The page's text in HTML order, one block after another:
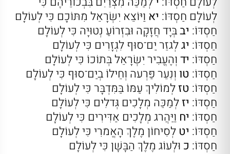
לְעוֹלָם חַסְדּוֹ: יא וַיּוֹצֵא יִשְׂרָאֵל מִתּוֹכָם כִּי לְעוֹלָם
חַסְדּוֹ: יבבְּיָד חֲזָקָה וּבִזְרוֹעַ נְטוּיָה כִּי לְעוֹלָם
חַסְדּוֹ: יגלְגזֵר יַם־סוּף לִגְזָרִים כִּי לְעוֹלָם
חַסְדּוֹ: ידוְהֶעֱבִיר יִשְׂרָאֵל בְּתוֹכוֹ כִּי לְעוֹלָם
חַסְדּוֹ: טו וְנִעֵר פַּרְעה וְחֵילוֹ בְיַם־סוּף כִּי לְעוֹלָם
חַסְדּוֹ: טזלְמוֹלִיךְ עַמּוֹ בַּמִּדְבָּר כִּי לְעוֹלָם
חַסְדּוֹ: יזלְמַכֵּה מְלָכִים גְּדלִים כִּי לְעוֹלָם
חַסְדּוֹ: יח וַיַּהֲרג מְלָכִים אַדִּירִים כִּי לְעוֹלָם
חַסְדּוֹ: יט לְסִיחוֹן מֶלֶךְ הָאֱמרִי כִּי לְעוֹלָם
חַסְדּוֹ: כ וּלְעוֹג מֶלֶךְ הַבָּשָׁן כִּי לְעוֹלָם